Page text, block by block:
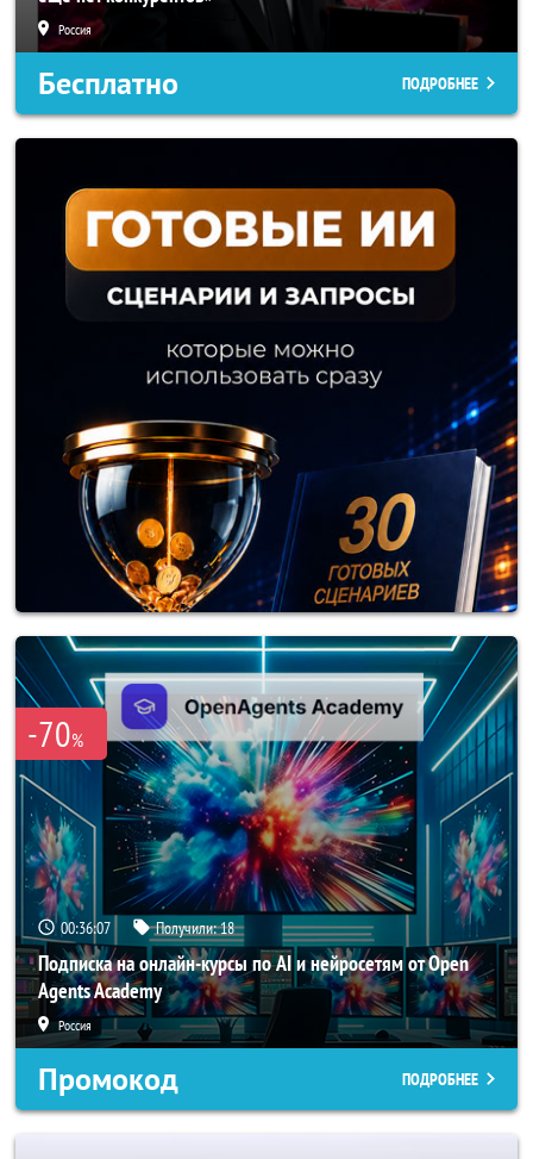
Россия
Бесплатно ПОДРОБНЕЕ
-70%
00:36:04 Получили:18
Подписка на онлайн-курсы по AI и нейросетям от Open
Agents Academy
Россия
Промокод ПОДРОБНЕЕ